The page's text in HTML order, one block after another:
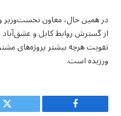
در همین حال، معاون نخست‌وزیر و
از گسترش روابط کابل و عشق‌آباد
تقویت هرچه بیشتر پروژه‌های
ورزیده است.
Facebook